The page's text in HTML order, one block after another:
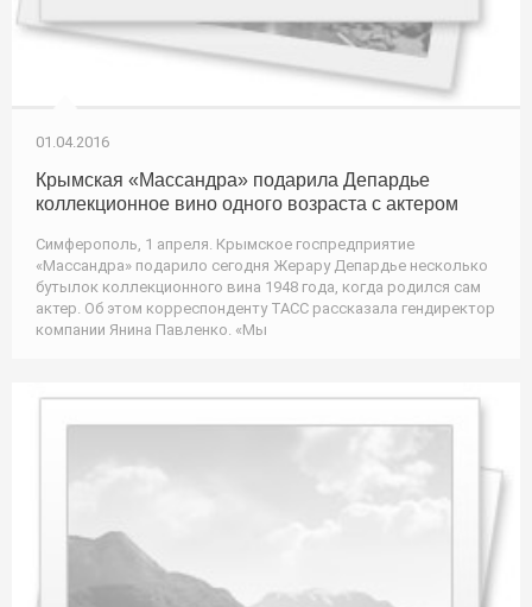
01.04.2016
Крымская «Массандра» подарила Депардье
коллекционное вино одного возраста с актером
Симферополь, 1 апреля. Крымское госпредприятие
«Массандра» подарило сегодня Жерару Депардье несколько
бутылок коллекционного вина 1948 года, когда родился сам
актер. Об этом корреспонденту ТАСС рассказала гендиректор
компании Янина Павленко. «Мы